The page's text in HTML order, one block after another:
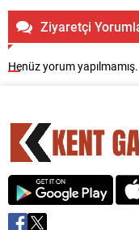
Ziyaretçi
Henüz yorum yapılmamış.